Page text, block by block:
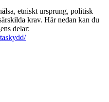
etniskt ursprung, politisk
krav. Här nedan kan du
delar: